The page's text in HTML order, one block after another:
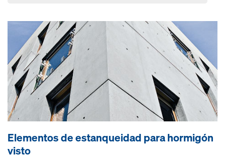
Elementos de estanqueidad pa­ra hormigón
visto